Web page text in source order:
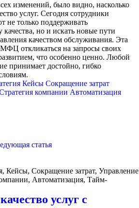
изменений, было видно, насколько
услуг. Сегодня сотрудники
не только поддерживать
но и искать новые пути
качеством обслуживания. Эта
МФЦ откликаться на запросы своих
что особенно ценно. Любой
принимает достойно, гибко
Кейсы Сокращение затрат
компании Автоматизация
статья
Кейсы, Сокращение затрат, Управление
Автоматизация, Тайм-
услуг с